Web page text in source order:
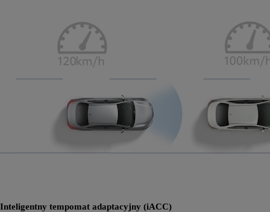
Inteligentny tempomat adaptacyjny (iACC)